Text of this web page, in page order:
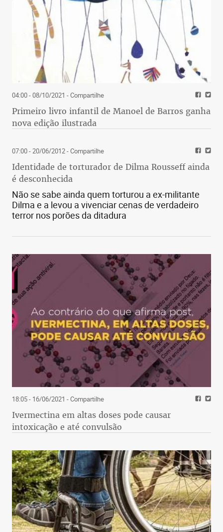
04:00 - 08/10/2021 - Compartilhe
Primeiro livro infantil de Manoel de Barros ganha
nova edição ilustrada
07:00 - 20/06/2012- Compartilhe
Identidade de torturador de Dilma Rousseff ainda
é desconhecida
Não se sabe ainda quem torturou a ex-militante
Dilma e a levou a vivenciar cenas de verdadeiro
terror nos porões da ditadura
18:05 - 16/06/2021 - Compartilhe
Ivermectina em altas doses pode causar
intoxicação e até convulsão